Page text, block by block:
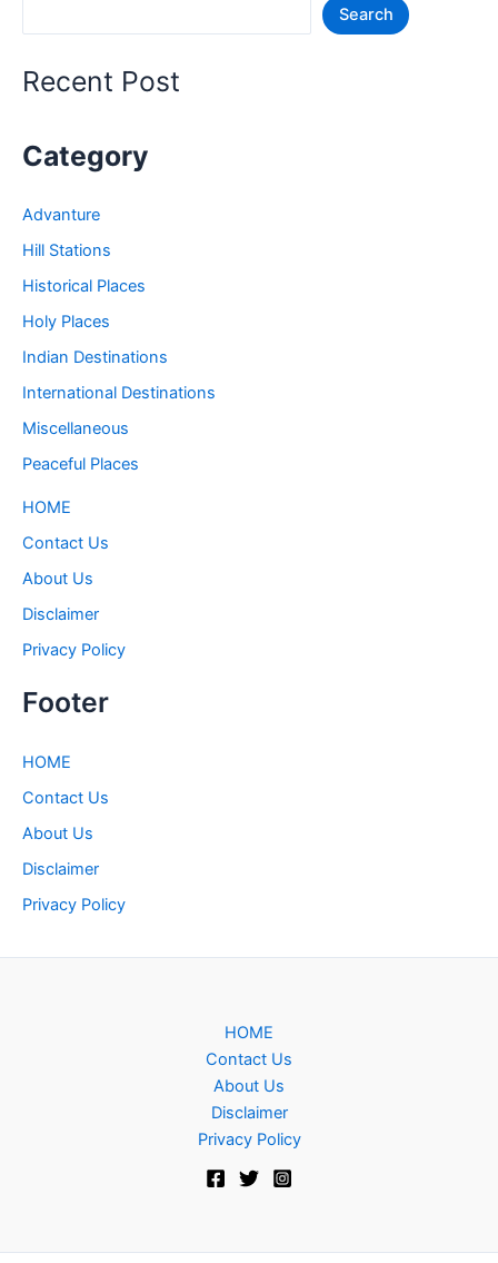
Places
Search
Recent Post
Category
Advanture
Hill Stations
Historical Places
Holy Places
Indian Destinations
International Destinations
Miscellaneous
Peaceful Places
HOME
Contact Us
About Us
Disclaimer
Privacy Policy
Footer
HOME
Contact Us
About Us
Disclaimer
Privacy Policy
HOME
Contact Us
About Us
Disclaimer
Privacy Policy